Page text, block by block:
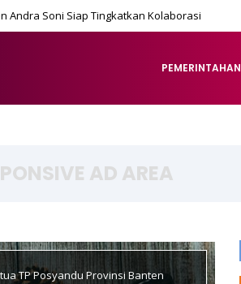
Andra Soni Siap Tingkatkan Kolaborasi
PEMERINTAHAN
AD AREA
TP Posyandu Provinsi Banten